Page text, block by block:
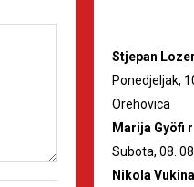
Stjepan Lozer
Ponedjeljak,
Orehovica
Marija Gyöfi
Subota, 08.
Nikola Vukina